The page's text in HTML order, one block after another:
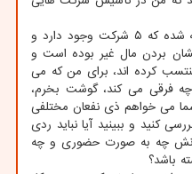
این متهم اضافه کرد: تصویری ساخته شده که ۵ شرکت وجود دارد و
بردن مال غیر بوده است و
کرده اند، برای من که می
چه فرقی می کند، گوشت بخرم،
شما می خواهم ذی نفعان مختلفی
کنید و ببینید آیا نباید ردی
چه به صورت حضوری و چه
باشد؟